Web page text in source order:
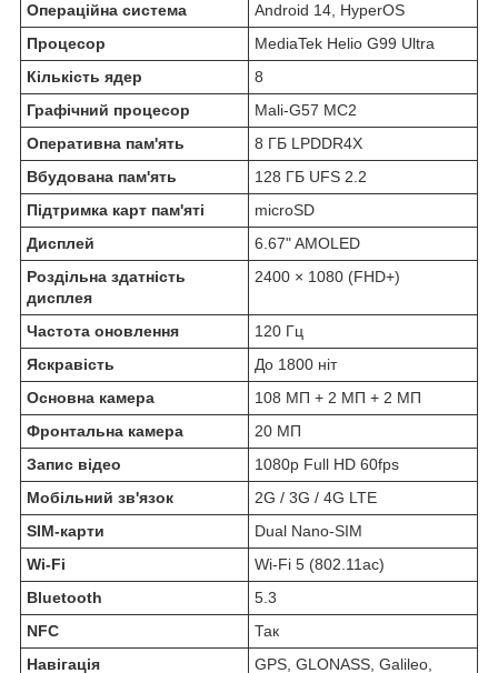
Операційна система
Android 14, HyperOS
Процесор
MediaTek Helio G99 Ultra
Кількість ядер
8
Графічний процесор
Mali-G57 MC2
Оперативна пам'ять
8 ГБ LPDDR4X
Вбудована пам'ять
128 ГБ UFS 2.2
Підтримка карт пам'яті
microSD
Дисплей
6.67" AMOLED
Роздільна здатність
дисплея
2400 × 1080 (FHD+)
Частота оновлення
120 Гц
Яскравість
До 1800 ніт
Основна камера
108 МП + 2 МП + 2 МП
Фронтальна камера
20 МП
Запис відео
1080p Full HD 60fps
Мобільний зв'язок
2G / 3G / 4G LTE
SIM-карти
Dual Nano-SIM
Wi-Fi
Wi-Fi 5 (802.11ac)
Bluetooth
5.3
NFC
Так
Навігація
GPS, GLONASS, Galileo,